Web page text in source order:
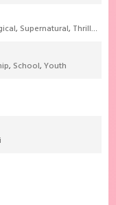
, Supernatural, Thriller
, School,Youth